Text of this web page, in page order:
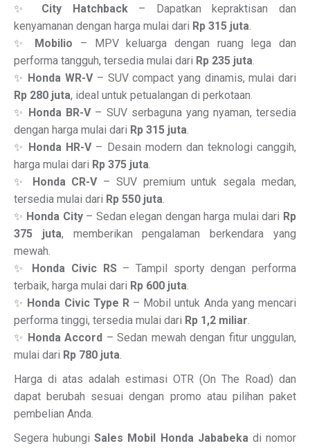
✨ City Hatchback– Dapatkan kepraktisan dan
kenyamanan dengan harga mulai dari Rp 315 juta.
✨ Mobilio – MPV keluarga dengan ruang lega dan
performa tangguh, tersedia mulai dari Rp 235 juta.
✨ Honda WR-V– SUV compact yang dinamis, mulai dari
Rp 280 juta, ideal untuk petualangan di perkotaan.
✨ Honda BR-V– SUV serbaguna yang nyaman, tersedia
dengan harga mulai dari Rp 315 juta.
✨ Honda HR-V– Desain modern dan teknologi canggih,
harga mulai dari Rp 375 juta.
✨ Honda CR-V– SUV premium untuk segala medan,
tersedia mulai dari Rp 550 juta.
✨ Honda City– Sedan elegan dengan harga mulai dari Rp
375 juta, memberikan pengalaman berkendara yang
mewah.
✨ Honda Civic RS– Tampil sporty dengan performa
terbaik, harga mulai dari Rp 600 juta.
✨ Honda Civic Type R– Mobil untuk Anda yang mencari
performa tinggi, tersedia mulai dari Rp 1,2 miliar.
✨ Honda Accord – Sedan mewah dengan fitur unggulan,
mulai dari Rp 780 juta.
Harga di atas adalah estimasi OTR (On The Road) dan
dapat berubah sesuai dengan promo atau pilihan paket
pembelian Anda.
Segera hubungiSales Mobil Honda Jababekadi nomor